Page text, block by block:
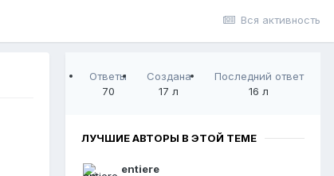
Вся активность
Ответы
70
Создана
17 л
Последний ответ
16 л
ЛУЧШИЕ АВТОРЫ В ЭТОЙ ТЕМЕ
entiere